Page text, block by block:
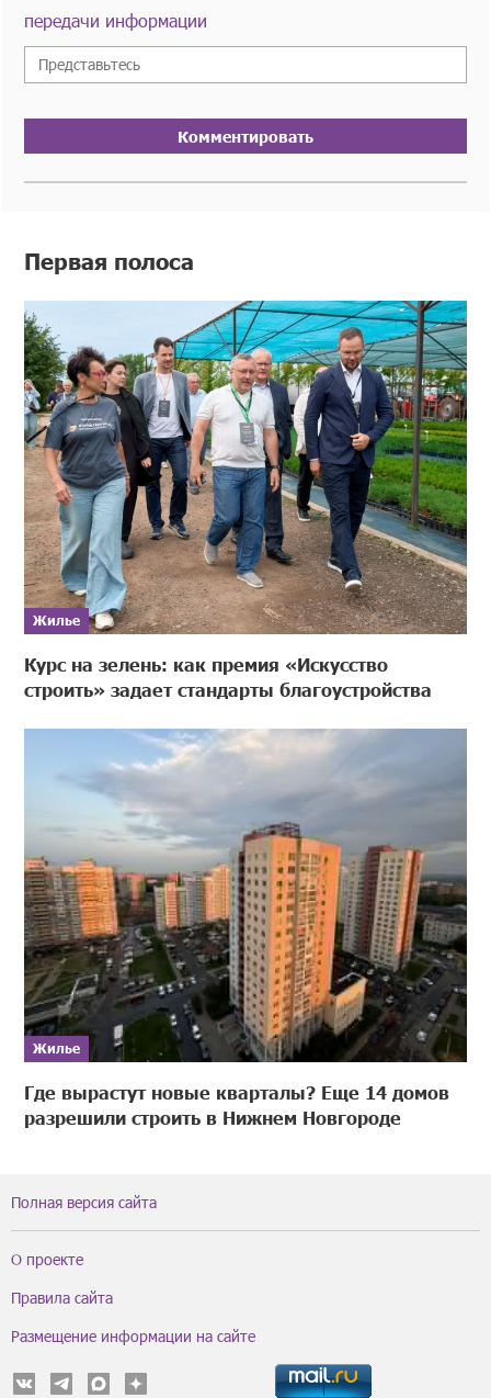
передачи информации
Комментировать
Первая полоса
Жилье
Курс на зелень: как премия «Искусство
строить» задает стандарты благоустройства
Жилье
Где вырастут новые кварталы? Еще 14 домов
разрешили строить в Нижнем Новгороде
Полная версия сайта
О проекте
Правила сайта
Размещение информации на сайте